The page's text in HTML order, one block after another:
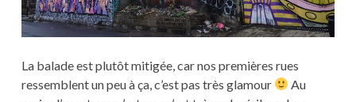
La balade est plutôt mitigée, car nos premières rues
ressemblent un peu à ça, c’est pas très glamour
Au